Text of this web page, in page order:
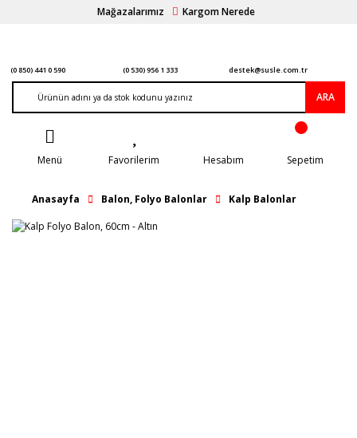
Mağazalarımız Kargom Nerede
(0 850) 441 0 590 (0 530) 956 1 333 destek@susle.com.tr
ARA
Menü Favorilerim Hesabım Sepetim
Anasayfa Balon, Folyo Balonlar Kalp Balonlar